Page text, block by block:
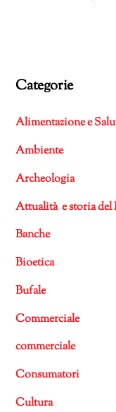
Categorie
Alimentazione e
Ambiente
Archeologia
Attualità e storia del
Banche
Bioetica
Bufale
Commerciale
commerciale
Consumatori
Cultura